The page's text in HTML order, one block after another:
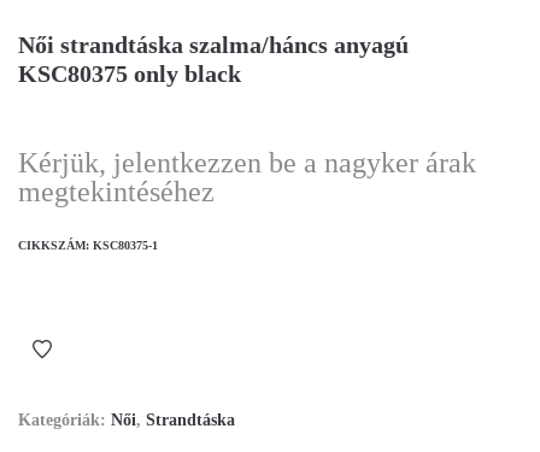
Női strandtáska szalma/háncs anyagú
KSC80375 only black
Kérjük, jelentkezzen be a nagyker árak
megtekintéséhez
CIKKSZÁM: KSC80375-1
Kategóriák: Női, Strandtáska